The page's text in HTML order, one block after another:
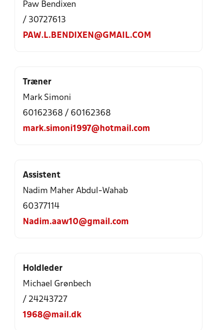
Paw Bendixen
/ 30727613
PAW.L.BENDIXEN@GMAIL.COM
Træner
Mark Simoni
60162368 / 60162368
mark.simoni1997@hotmail.com
Assistent
Nadim Maher Abdul-Wahab
60377114
Nadim.aaw10@gmail.com
Holdleder
Michael Grønbech
/ 24243727
1968@mail.dk